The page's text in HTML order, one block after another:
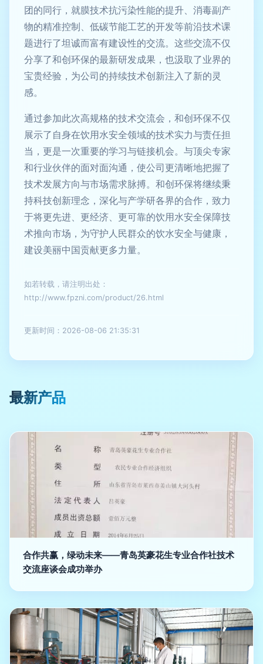
团的同行，就膜技术抗污染性能的提升、消毒副产
物的精准控制、低碳节能工艺的开发等前沿技术课
题进行了坦诚而富有建设性的交流。这些交流不仅
分享了和创环保的最新研发成果，也汲取了业界的
宝贵经验，为公司的持续技术创新注入了新的灵
感。
通过参加此次高规格的技术交流会，和创环保不仅
展示了自身在饮用水安全领域的技术实力与责任担
当，更是一次重要的学习与链接机会。与顶尖专家
和行业伙伴的面对面沟通，使公司更清晰地把握了
技术发展方向与市场需求脉搏。和创环保将继续秉
持科技创新理念，深化与产学研各界的合作，致力
于将更先进、更经济、更可靠的饮用水安全保障技
术推向市场，为守护人民群众的饮水安全与健康，
建设美丽中国贡献更多力量。
如若转载，请注明出处：
http://www.fpzni.com/product/26.html
更新时间：2026-08-06 21:35:31
最新产品
合作共赢，绿动未来——青岛英豪花生专业合作社技术
交流座谈会成功举办